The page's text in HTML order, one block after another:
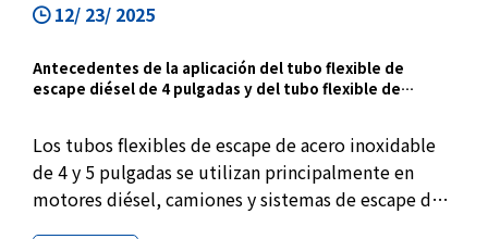
12/ 23/ 2025
Antecedentes de la aplicación del tubo flexible de
escape diésel de 4 pulgadas y del tubo flexible de
Los tubos flexibles de escape de acero inoxidable
de 4 y 5 pulgadas se utilizan principalmente en
motores diésel, camiones y sistemas de escape de